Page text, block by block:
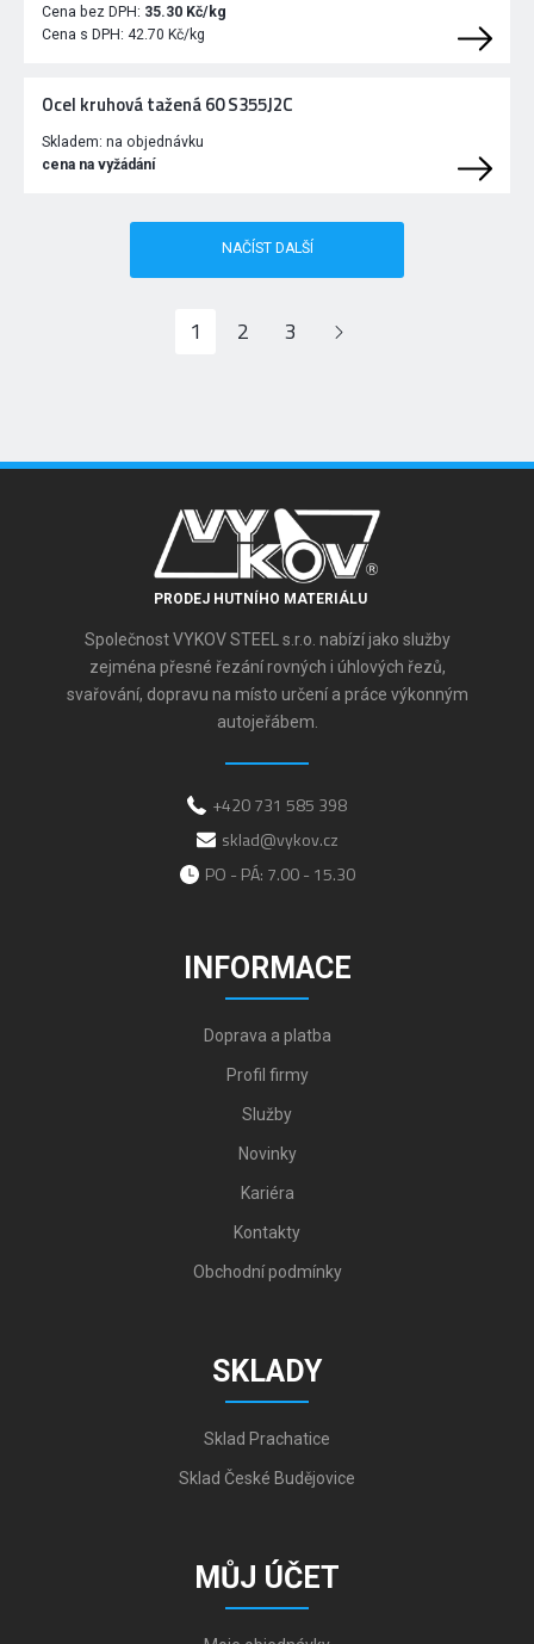
Cena bez DPH: 35.30 Kč/kg
Cena s DPH: 42.70 Kč/kg
Ocel kruhová tažená 60 S355J2C
Skladem: na objednávku
cena na vyžádání
NAČÍST DALŠÍ
1 2 3
PRODEJ HUTNÍHO MATERIÁLU
Společnost VYKOV STEEL s.r.o. nabízí jako služby
zejména přesné řezání rovných i úhlových řezů,
svařování, dopravu na místo určení a práce výkonným
autojeřábem.
+420 731 585 398
sklad@vykov.cz
PO - PÁ: 7.00 - 15.30
INFORMACE
Doprava a platba
Profil firmy
Služby
Novinky
Kariéra
Kontakty
Obchodní podmínky
SKLADY
Sklad Prachatice
Sklad České Budějovice
MŮJ ÚČET